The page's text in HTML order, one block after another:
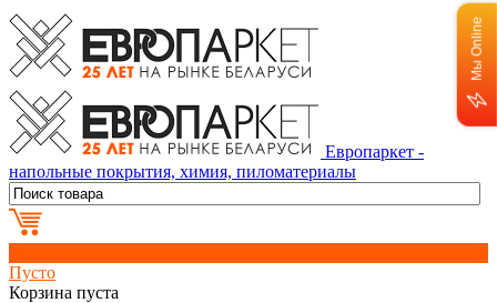
Европаркет -
напольные покрытия, химия, пиломатериалы
Пусто
Корзина пуста
Мы Online